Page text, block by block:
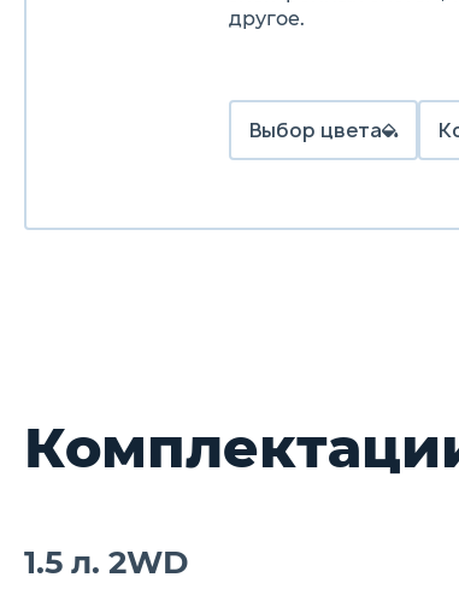
другое.
Выбор цвета
1.5 л. 2WD